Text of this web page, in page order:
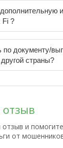
Fi ?
по документу/
страны?
отзыв
отзыв и
от